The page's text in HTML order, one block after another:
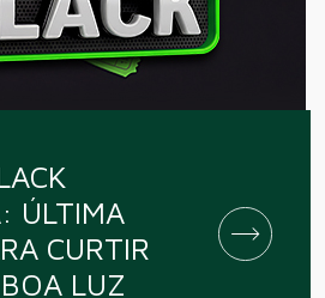
ÚLTIMA
CURTIR
LUZ